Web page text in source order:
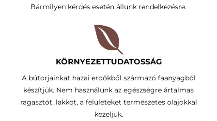
Bármilyen kérdés esetén állunk rendelkezésre.
KÖRNYEZETTUDATOSSÁG​
A bútorjainkat hazai erdőkből származó faanyagból
készítjük. Nem használunk az egészségre ártalmas
ragasztót, lakkot, a felületeket természetes olajokkal
kezeljük.